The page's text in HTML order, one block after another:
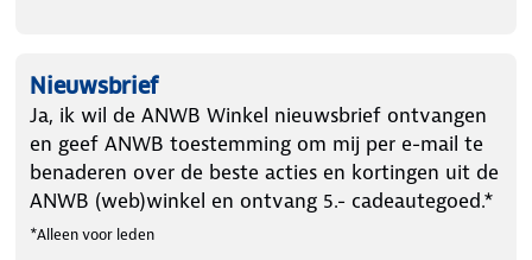
Nieuwsbrief
Ja, ik wil de ANWB Winkel nieuwsbrief ontvangen
en geef ANWB toestemming om mij per e-mail te
benaderen over de beste acties en kortingen uit de
ANWB (web)winkel en ontvang 5.- cadeautegoed.*
*Alleen voor leden